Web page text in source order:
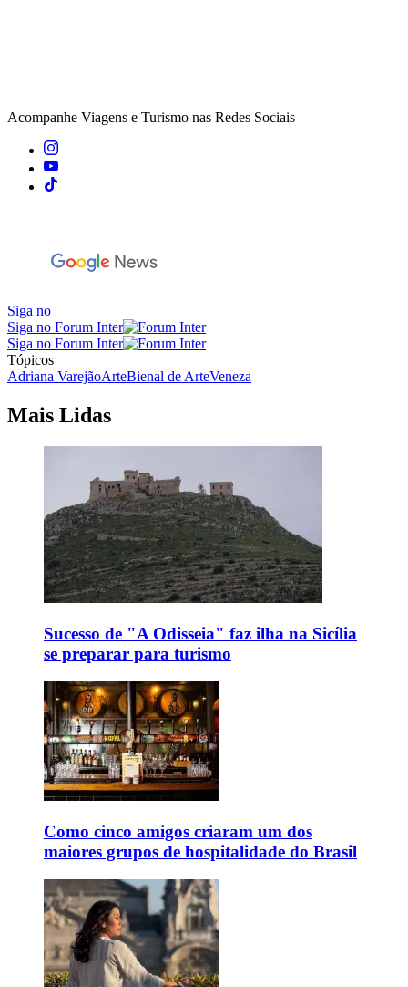
Acompanhe Viagens e Turismo nas Redes Sociais
Siga no
Siga no Forum Inter
Siga no Forum Inter
Tópicos
Adriana VarejãoArteBienal de ArteVeneza
Mais Lidas
Sucesso de "A Odisseia" faz ilha na Sicília
se preparar para turismo
Como cinco amigos criaram um dos
maiores grupos de hospitalidade do Brasil